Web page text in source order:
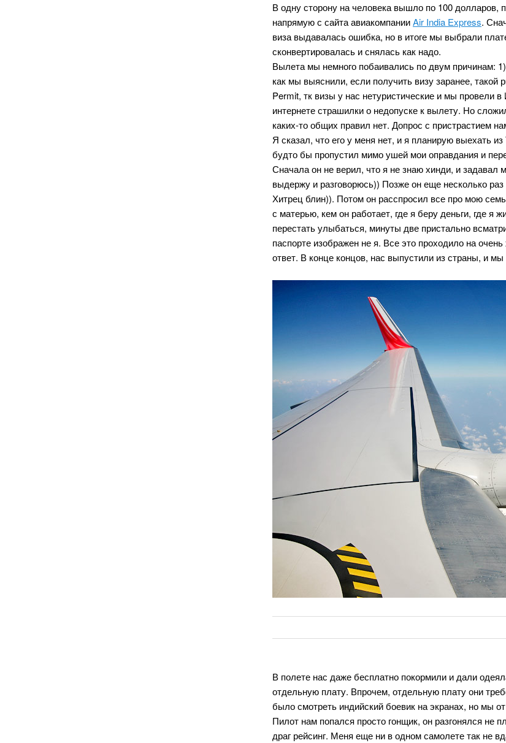
В одну сторону на человека вышло по 100 долларов,
напрямую с сайта авиакомпанииAir India Express.
виза выдавалась ошибка, но в итоге мы выбрали
сконвертировалась и снялась как надо.
Вылета мы немного побаивались по двум причинам:
как мы выяснили, если получить визу заранее, такой
Permit, тк визы у нас нетуристические и мы провели
интернете страшилки о недопуске к вылету. Но
каких-то общих правил нет. Допрос с пристрастием
Я сказал, что его у меня нет, и я планирую выехать
будто бы пропустил мимо ушей мои оправдания и
Сначала он не верил, что я не знаю хинди, и
выдержу и разговорюсь)) Позже он еще несколько
Хитрец блин)). Потом он расспросил все про мою
с матерью, кем он работает, где я беру деньги, где я
перестать улыбаться, минуты две пристально
паспорте изображен не я. Все это проходило на
ответ. В конце концов, нас выпустили из страны, и
В полете нас даже бесплатно покормили и дали
отдельную плату. Впрочем, отдельную плату они
было смотреть индийский боевик на экранах, но мы
Пилот нам попался просто гонщик, он разгонялся не
драг рейсинг. Меня еще ни в одном самолете так не